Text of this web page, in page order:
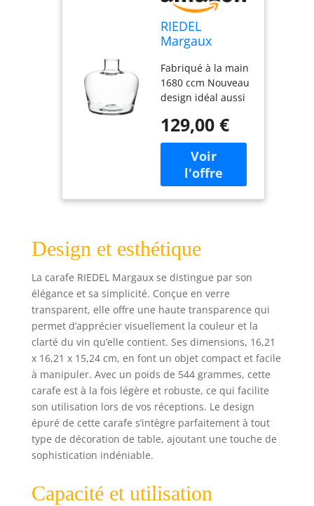
RIEDEL
Margaux
15.5 x 15.5 x
15.3 cm
Fabriqué à la main
1680 ccm Nouveau
design idéal aussi
comme pour
oxigenar
129,00 €
Design et esthétique
La carafe RIEDEL Margaux se distingue par son
élégance et sa simplicité. Conçue en verre
transparent, elle offre une haute transparence qui
permet d’apprécier visuellement la couleur et la
clarté du vin qu’elle contient. Ses dimensions, 16,21
x 16,21 x 15,24 cm, en font un objet compact et facile
à manipuler. Avec un poids de 544 grammes, cette
carafe est à la fois légère et robuste, ce qui facilite
son utilisation lors de vos réceptions. Le design
épuré de cette carafe s’intègre parfaitement à tout
type de décoration de table, ajoutant une touche de
sophistication indéniable.
Capacité et utilisation